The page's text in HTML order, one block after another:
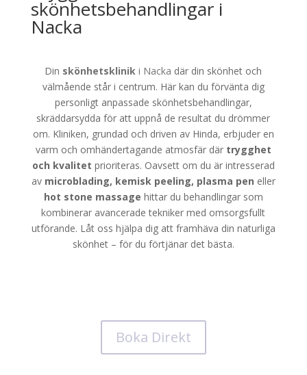
skönhetsbehandlingar i
Nacka
Din skönhetsklinik i Nacka där din skönhet och
välmående står i centrum. Här kan du förvänta dig
personligt anpassade skönhetsbehandlingar,
skräddarsydda för att uppnå de resultat du drömmer
om. Kliniken, grundad och driven av Hinda, erbjuder en
varm och omhändertagande atmosfär där trygghet
och kvalitet prioriteras. Oavsett om du är intresserad
av microblading, kemisk peeling, plasma pen eller
hot stone massage hittar du behandlingar som
kombinerar avancerade tekniker med omsorgsfullt
utförande. Låt oss hjälpa dig att framhäva din naturliga
skönhet – för du förtjänar det bästa.
Boka Direkt